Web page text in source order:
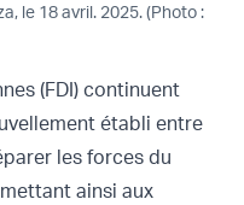
le 18 avril. 2025. (Photo :
(FDI) continuent
établi entre
les forces du
ainsi aux